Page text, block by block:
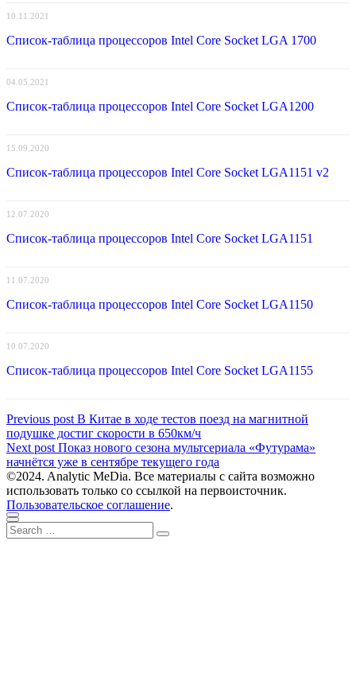
10.11.2021
Список-таблица процессоров Intel Core Socket LGA 1700
04.05.2021
Список-таблица процессоров Intel Core Socket LGA1200
15.09.2020
Список-таблица процессоров Intel Core Socket LGA1151 v2
12.07.2020
Список-таблица процессоров Intel Core Socket LGA1151
11.07.2020
Список-таблица процессоров Intel Core Socket LGA1150
10.07.2020
Список-таблица процессоров Intel Core Socket LGA1155
Навигация
по
записям
Previous post Previous
post:
В Китае в ходе тестов поезд на магнитной
подушке достиг скорости в 650км/ч
Next post Next
post:
Показ нового сезона мультсериала «Футурама»
начнётся уже в сентябре текущего года
©2024. Analytic MeDia. Все материалы с сайта возможно
использовать только со ссылкой на первоисточник.
Пользовательское соглашение.
Scroll
to
Close
Search
for:
Search